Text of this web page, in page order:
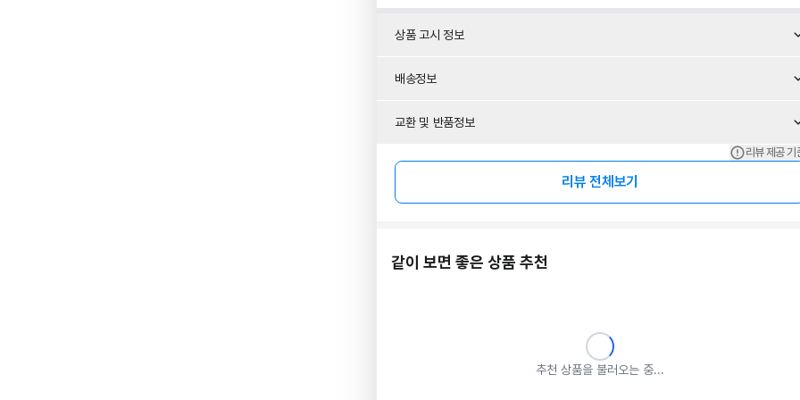
상품 고시 정보
배송정보
교환 및 반품정보
리뷰 제공 기
리뷰 전체보기
같이 보면 좋은 상품 추천
추천 상품을 불러오는 중...